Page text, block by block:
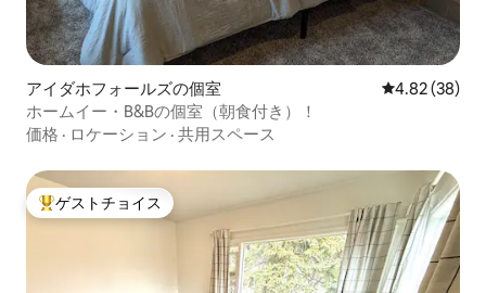
アイダホフォールズの個室 レビュー38
4.82 (38)
ホームイー・B&Bの個室（朝食付き）！
価格 · ロケーション · 共用スペース
大好評のゲストチョイスです。
ゲストチョイス